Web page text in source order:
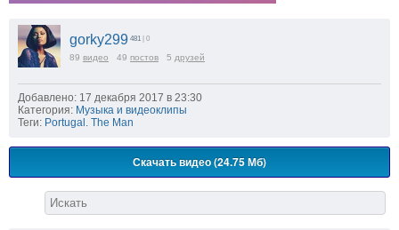
gorky299 481 | 0
89 видео 49 постов 5 друзей
Добавлено: 17 декабря 2017 в 23:30
Категория: Музыка и видеоклипы
Теги: Portugal. The Man
Скачать видео (24.75 Мб)